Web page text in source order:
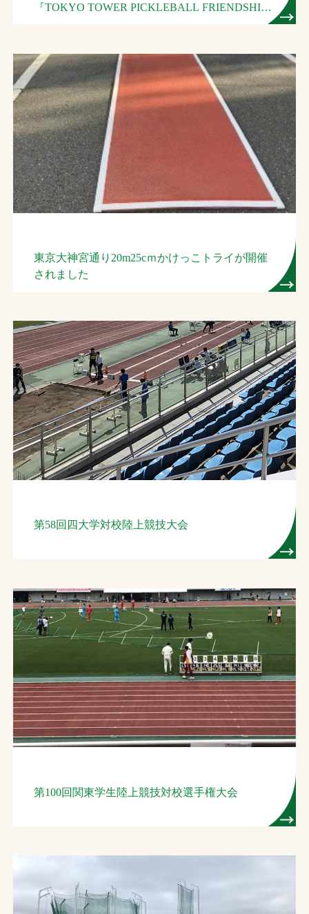
『TOKYO TOWER PICKLEBALL FRIENDSHIP
東京大神宮通り20m25cｍかけっこトライが開催
されました
第58回四大学対校陸上競技大会
第100回関東学生陸上競技対校選手権大会